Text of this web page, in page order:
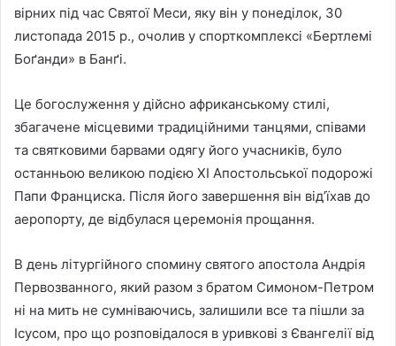
вірних під час Святої Меси, яку він у понеділок, 30
листопада 2015 р., очолив у спорткомплексі «Бертлемі
Боґанди» в Банґі.
Це богослуження у дійсно африканському стилі,
збагачене місцевими традиційними танцями, співами
та святковими барвами одягу його учасників, було
останньою великою подією ХІ Апостольської подорожі
Папи Франциска. Після його завершення він від’їхав до
аеропорту, де відбулася церемонія прощання.
В день літургійного спомину святого апостола Андрія
Первозванного, який разом з братом Симоном-Петром
ні на мить не сумніваючись, залишили все та пішли за
Ісусом, про що розповідалося в уривкові з Євангелії від